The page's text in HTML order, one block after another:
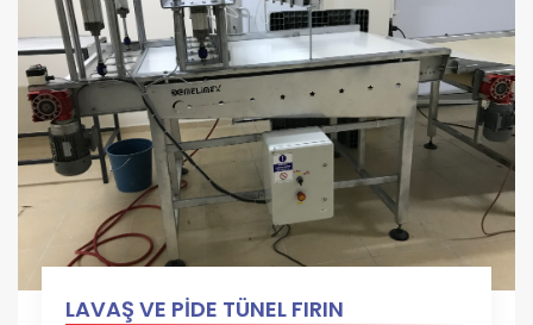
LAVAŞ VE PİDE TÜNEL FIRIN